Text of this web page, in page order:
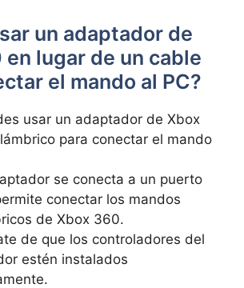
un adaptador de
en lugar de un cable
el mando al PC?
usar un adaptador de Xbox
para conectar el mando
se conecta a un puerto
conectar los mandos
de Xbox 360.
de que los controladores del
estén instalados